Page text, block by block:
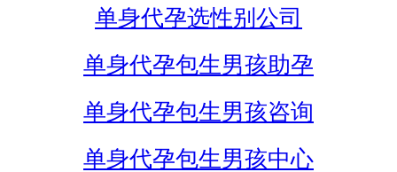
单身代孕选性别公司
单身代孕包生男孩助孕
单身代孕包生男孩咨询
单身代孕包生男孩中心